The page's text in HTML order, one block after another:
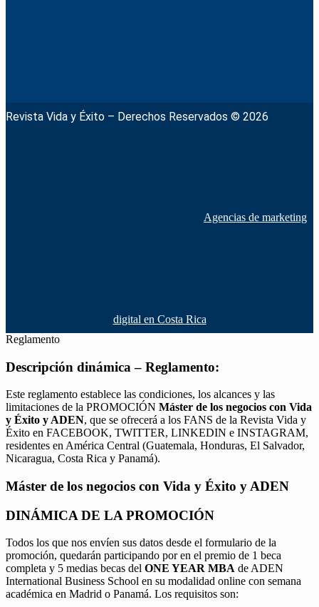
Revista Vida y Éxito – Derechos Reservados © 2026
Agencias de marketing
digital en Costa Rica
Reglamento
Descripción dinámica – Reglamento:
Este reglamento establece las condiciones, los alcances y las
limitaciones de la PROMOCIÓN Máster de los negocios con Vida
y Éxito y ADEN, que se ofrecerá a los FANS de la Revista Vida y
Éxito en FACEBOOK, TWITTER, LINKEDIN e INSTAGRAM,
residentes en América Central (Guatemala, Honduras, El Salvador,
Nicaragua, Costa Rica y Panamá).
Máster de los negocios con Vida y Éxito y ADEN
DINÁMICA DE LA PROMOCIÓN
Todos los que nos envíen sus datos desde el formulario de la
promoción, quedarán participando por en el premio de 1 beca
completa y 5 medias becas del ONE YEAR MBA de ADEN
International Business School en su modalidad online con semana
académica en Madrid o Panamá. Los requisitos son: